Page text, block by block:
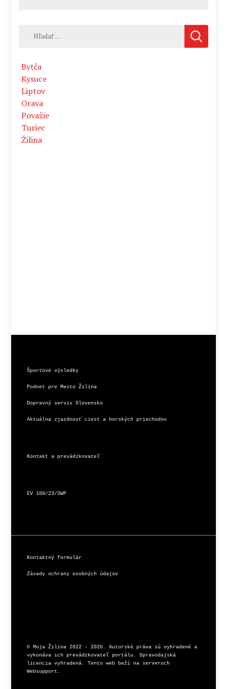
Hľadať:
Bytča
Kysuce
Liptov
Orava
Považie
Turiec
Žilina
Športové výsledky
Podnet pre Mesto Žilina
Dopravný servis Slovensko
Aktuálna zjazdnosť ciest a horských priechodov
Kontakt a prevádzkovateľ
EV 108/23/SWP
Kontaktný formulár
Zásady ochrany osobných údajov
© Moja Žilina 2022 - 2026. Autorské práva sú vyhradené a
vykonáva ich prevádzkovateľ portálu. Spravodajská
licencia vyhradená. Tento web beží na serveroch